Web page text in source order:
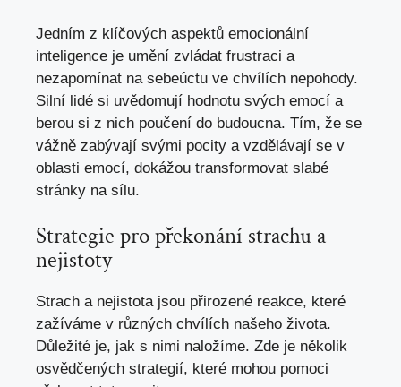
Jedním ⁤z ‍klíčových aspektů emocionální
inteligence ⁢je⁢ umění⁢ zvládat frustraci a
nezapomínat na ‌sebeúctu ve⁢ chvílích nepohody.
Silní lidé si uvědomují hodnotu svých emocí a
berou si z nich poučení do⁢ budoucna. Tím, ⁣že ‌se
vážně zabývají svými pocity⁤ a⁣ vzdělávají ​se v
⁤oblasti emocí, dokážou transformovat slabé
stránky na sílu.
Strategie pro⁤ překonání⁤ strachu a
nejistoty
Strach a nejistota jsou⁤ přirozené ​reakce, které
zažíváme v různých chvílích ⁤našeho života.‌
Důležité je,⁣ jak ​s ‍nimi ​naložíme.‌ Zde je několik
osvědčených⁢ strategií, které mohou pomoci